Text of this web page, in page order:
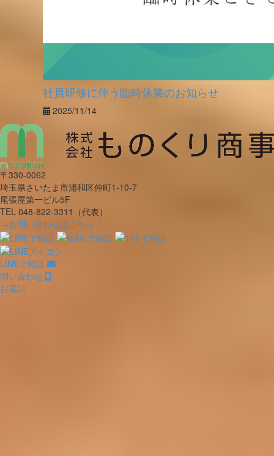
社員研修に伴う臨時休業のお知らせ
2025/11/14
〒330-0062
埼玉県さいたま市浦和区仲町1-10-7
尾張屋第一ビル5F
TEL 048-822-3311（代表）
→お問い合わせはこちら
LINEで相談
問い合わせ
お電話